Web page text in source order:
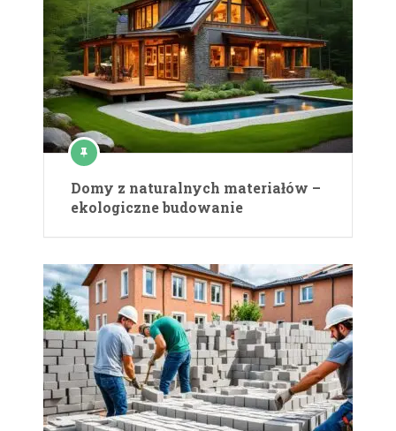
Domy z naturalnych materiałów –
ekologiczne budowanie